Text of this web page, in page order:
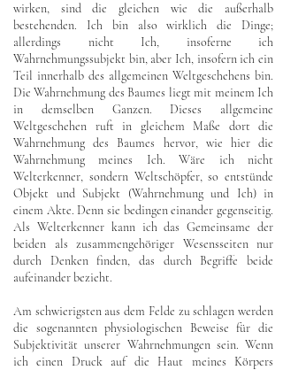
wirken, sind die gleichen wie die außerhalb
bestehenden. Ich bin also wirklich die Dinge;
allerdings nicht Ich, insoferne ich
Wahrnehmungssubjekt bin, aber Ich, insofern ich ein
Teil innerhalb des allgemeinen Weltgeschehens bin.
Die Wahrnehmung des Baumes liegt mit meinem Ich
in demselben Ganzen. Dieses allgemeine
Weltgeschehen ruft in gleichem Maße dort die
Wahrnehmung des Baumes hervor, wie hier die
Wahrnehmung meines Ich. Wäre ich nicht
Welterkenner, sondern Weltschöpfer, so entstünde
Objekt und Subjekt (Wahrnehmung und Ich) in
einem Akte. Denn sie bedingen einander gegenseitig.
Als Welterkenner kann ich das Gemeinsame der
beiden als zusammengehöriger Wesensseiten nur
durch Denken finden, das durch Begriffe beide
aufeinander bezieht.
Am schwierigsten aus dem Felde zu schlagen werden
die sogenannten physiologischen Beweise für die
Subjektivität unserer Wahrnehmungen sein. Wenn
ich einen Druck auf die Haut meines Körpers